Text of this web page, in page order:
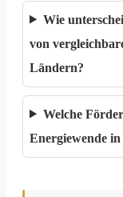
Wie
von
Ländern?
Welche
Energiewende